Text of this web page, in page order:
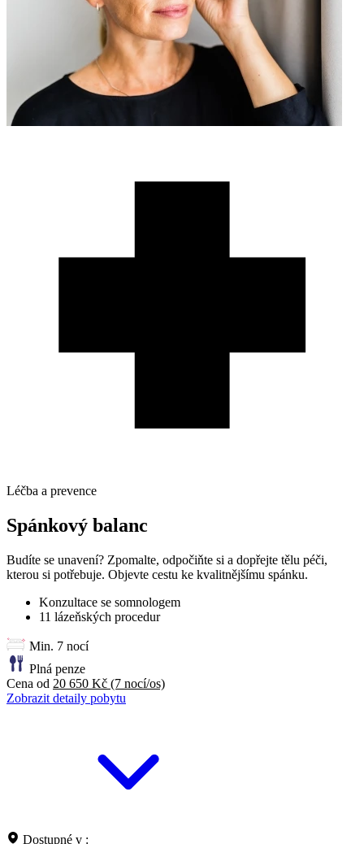
Léčba a prevence
Spánkový balanc
Budíte se unavení? Zpomalte, odpočiňte si a dopřejte tělu péči,
kterou si potřebuje. Objevte cestu ke kvalitnějšímu spánku.
Konzultace se somnologem
11 lázeňských procedur
Min. 7 nocí
Plná penze
Cena od 20 650 Kč (7 nocí/os)
Zobrazit detaily pobytu
Dostupné v :